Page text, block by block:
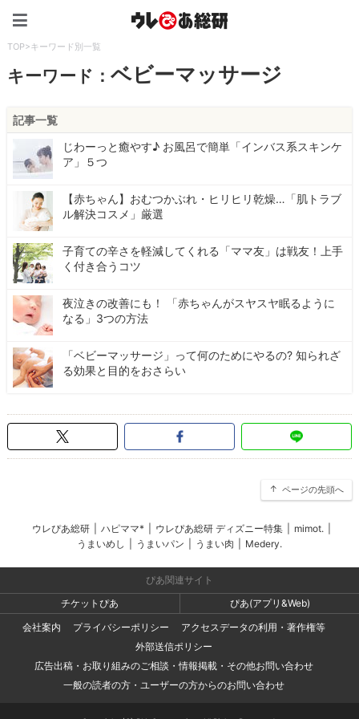
TOP>キーワード別一覧
キーワード：ベビーマッサージ
記事一覧
じわーっと癒やす♪ お風呂で簡単「インバス系スキンケ
ア」５つ
【赤ちゃん】おむつかぶれ・ヒリヒリ乾燥…「肌トラブ
ル解決コスメ」厳選
子育ての辛さを軽減してくれる「ママ友」は戦友！上手
く付き合うコツ
夜泣きの改善にも！ 「赤ちゃんがスヤスヤ眠るように
なる」3つの方法
「ベビーマッサージ」って何のためにやるの? 知られざ
る効果と目的をおさらい
ページの先頭へ
ウレぴあ総研 ハピママ* ウレぴあ総研 ディズニー特集 mimot.
うまいめし
うまいパン うまい肉 Medery.
ぴあ関連サイト
チケットぴあ
ぴあ(アプリ&Web)
会社案内
プライバシーポリシー
アクセスデータの利用・著作権等
外部送信ポリシー
広告出稿・お取り組みのご相談・情報掲載・その他お問い合わせ
一般の読者の方・ユーザーの方からのお問い合わせ